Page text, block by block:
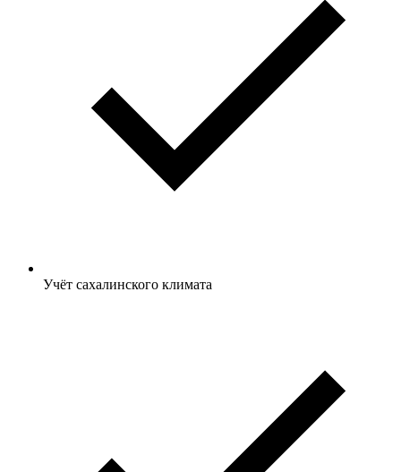
Учёт сахалинского климата